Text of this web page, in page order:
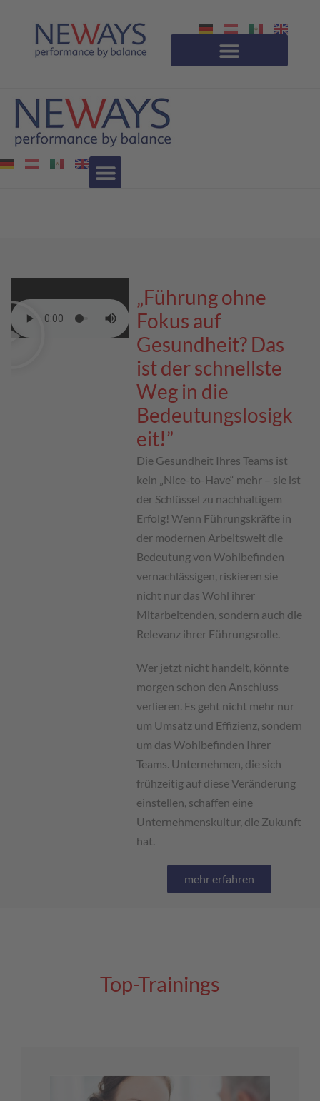
„Führung ohne
Fokus auf
Gesundheit? Das
ist der schnellste
Weg in die
Bedeutungslosigk
eit!”
Die Gesundheit Ihres Teams ist
kein „Nice-to-Have“ mehr – sie ist
der Schlüssel zu nachhaltigem
Erfolg! Wenn Führungskräfte in
der modernen Arbeitswelt die
Bedeutung von Wohlbefinden
vernachlässigen, riskieren sie
nicht nur das Wohl ihrer
Mitarbeitenden, sondern auch die
Relevanz ihrer Führungsrolle.
Wer jetzt nicht handelt, könnte
morgen schon den Anschluss
verlieren. Es geht nicht mehr nur
um Umsatz und Effizienz, sondern
um das Wohlbefinden Ihrer
Teams. Unternehmen, die sich
frühzeitig auf diese Veränderung
einstellen, schaffen eine
Unternehmenskultur, die Zukunft
hat.
mehr erfahren
Top-Trainings